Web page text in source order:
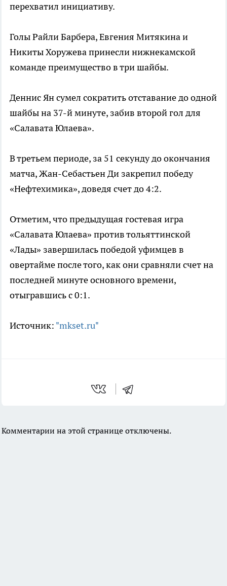
перехватил инициативу.
Голы Райли Барбера, Евгения Митякина и
Никиты Хоружева принесли нижнекамской
команде преимущество в три шайбы.
Деннис Ян сумел сократить отставание до одной
шайбы на 37-й минуте, забив второй гол для
«Салавата Юлаева».
В третьем периоде, за 51 секунду до окончания
матча, Жан-Себастьен Ди закрепил победу
«Нефтехимика», доведя счет до 4:2.
Отметим, что предыдущая гостевая игра
«Салавата Юлаева» против тольяттинской
«Лады» завершилась победой уфимцев в
овертайме после того, как они сравняли счет на
последней минуте основного времени,
отыгравшись с 0:1.
Источник: "mkset.ru"
Комментарии на этой странице отключены.